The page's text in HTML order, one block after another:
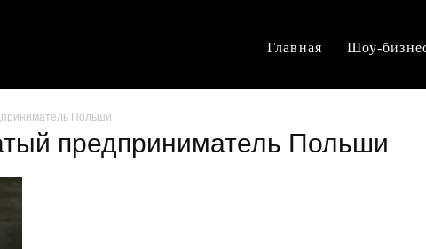
Главная Шоу-
Польши
предприниматель Польши